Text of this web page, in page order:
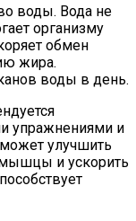
воды. Вода не
организму
обмен
жира.
воды в день.
упражнениями и
улучшить
мышцы и ускорить